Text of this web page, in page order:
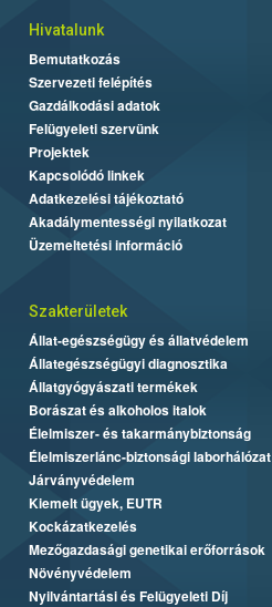
Hivatalunk
Bemutatkozás
Szervezeti felépítés
Gazdálkodási adatok
Felügyeleti szervünk
Projektek
Kapcsolódó linkek
Adatkezelési tájékoztató
Akadálymentességi nyilatkozat
Üzemeltetési információ
Szakterületek
Állat-egészségügy és állatvédelem
Állategészségügyi diagnosztika
Állatgyógyászati termékek
Borászat és alkoholos italok
Élelmiszer- és takarmánybiztonság
Élelmiszerlánc-biztonsági laborhálózat
Járványvédelem
Kiemelt ügyek, EUTR
Kockázatkezelés
Mezőgazdasági genetikai erőforrások
Növényvédelem
Nyilvántartási és Felügyeleti Díj